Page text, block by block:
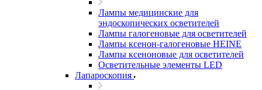
Лампы медицинские для
эндоскопических осветителей
Лампы галогеновые для осветителей
Лампы ксенон-галогеновые HEINE
Лампы ксеноновые для осветителей
Осветительные элементы LED
Лапароскопия